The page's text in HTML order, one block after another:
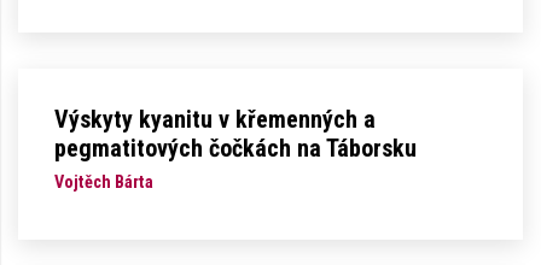
Výskyty kyanitu v křemenných a
pegmatitových čočkách na Táborsku
Vojtěch Bárta